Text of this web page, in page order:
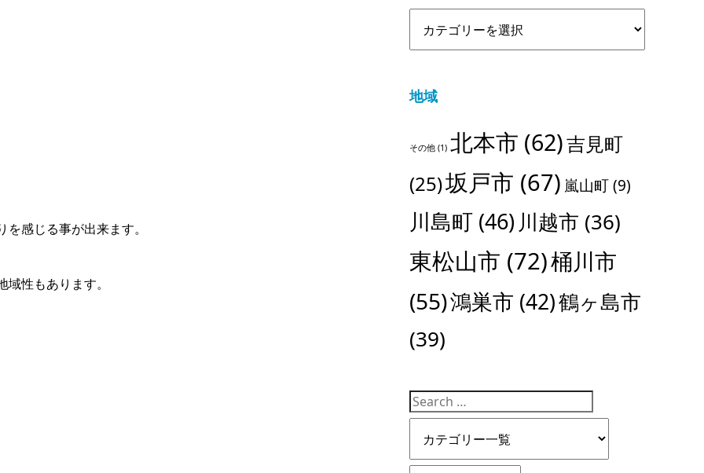
感じる事が出来ます。
性もあります。
地域
その他 (1) 北本市 (62)吉見町
(25)坂戸市 (67) 嵐山町(9)
川島町 (46) 川越市 (36)
東松山市 (72)桶川市
(55)鴻巣市 (42)鶴ヶ島市
(39)